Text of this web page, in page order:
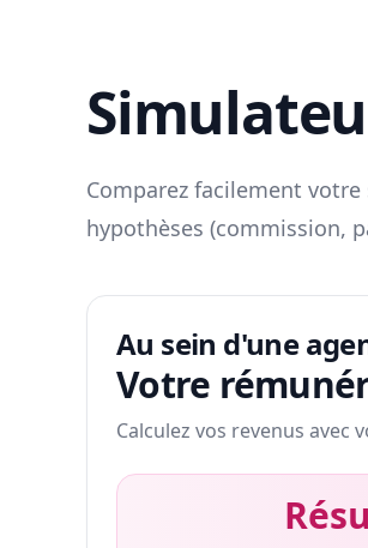
Comparez facilement
hypothèses (commission,
Au sein d'une
Votre
Calculez vos revenus avec